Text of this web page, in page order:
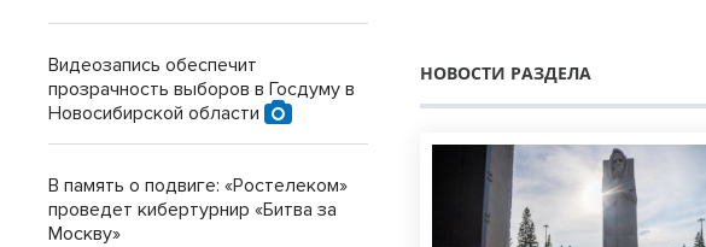
НОВОСТИ РАЗДЕЛА
Видеозапись обеспечит
прозрачность выборов в Госдуму в
Новосибирской области
В память о подвиге: «Ростелеком»
проведет кибертурнир «Битва за
Москву»